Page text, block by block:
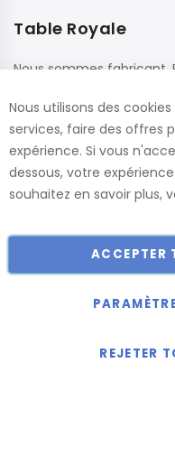
Table Royale
Nous sommes fabricant.
renommés. Ces
usines, ce qui nous
de dimensions et de
Catalogue
Tous droits réservés.
Nous utilisons des
services, faire des offres
expérience. Si vous
dessous, votre
souhaitez en savoir plus,
ACCEPTER
REJETER